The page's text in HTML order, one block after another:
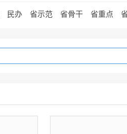
民办 省示范 省骨干 省重点